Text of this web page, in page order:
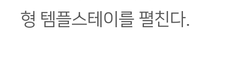
형 템플스테이를 펼친다.